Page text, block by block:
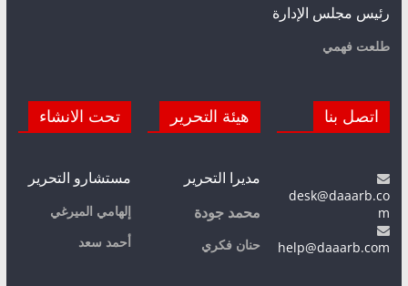
رئيس مجلس الإدارة
طلعت فهمي
اتصل بنا
desk@daaarb.co
m
help@daaarb.com
هيئة التحرير
مديرا التحرير
محمد جودة
حنان فكري
تحت الانشاء
مستشارو التحرير
إلهامي الميرغي
أحمد سعد